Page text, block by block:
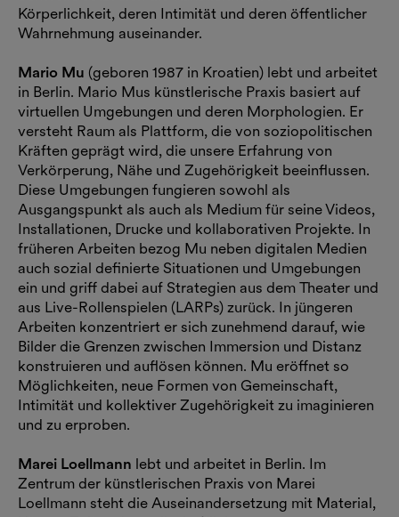
Körperlichkeit, deren Intimität und deren öffentlicher
Wahrnehmung auseinander.
Mario Mu (geboren 1987 in Kroatien) lebt und arbeitet
in Berlin. Mario Mus künstlerische Praxis basiert auf
virtuellen Umgebungen und deren Morphologien. Er
versteht Raum als Plattform, die von soziopolitischen
Kräften geprägt wird, die unsere Erfahrung von
Verkörperung, Nähe und Zugehörigkeit beeinflussen.
Diese Umgebungen fungieren sowohl als
Ausgangspunkt als auch als Medium für seine Videos,
Installationen, Drucke und kollaborativen Projekte. In
früheren Arbeiten bezog Mu neben digitalen Medien
auch sozial definierte Situationen und Umgebungen
ein und griff dabei auf Strategien aus dem Theater und
aus Live-Rollenspielen (LARPs) zurück. In jüngeren
Arbeiten konzentriert er sich zunehmend darauf, wie
Bilder die Grenzen zwischen Immersion und Distanz
konstruieren und auflösen können. Mu eröffnet so
Möglichkeiten, neue Formen von Gemeinschaft,
Intimität und kollektiver Zugehörigkeit zu imaginieren
und zu erproben.
Marei Loellmann lebt und arbeitet in Berlin. Im
Zentrum der künstlerischen Praxis von Marei
Loellmann steht die Auseinandersetzung mit Material,